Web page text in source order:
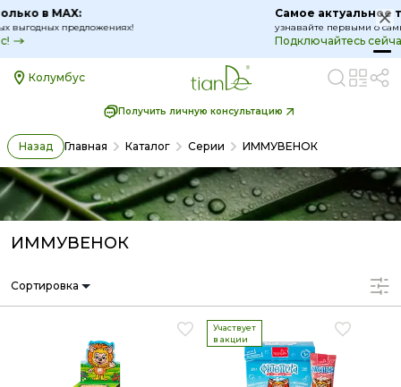
Самое актуальное только в MAX:
узнавайте первыми о самых выгодных предложениях!
Колумбус
Получить личную консультацию
Назад Главная Каталог Серии ИММУВЕНОК
ИММУВЕНОК
Сортировка
Участвует
в акции